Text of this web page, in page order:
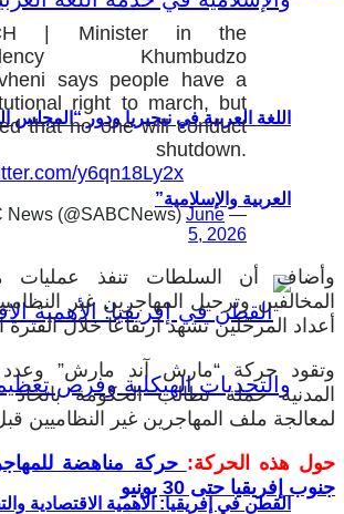
اللغة العربية في نيجيريا ودور
العربية والإسلامية”
القطن في إفريقيا: الأهمية الاقتصادية
| Minister in the
Khumbudzo
says people have a
right to march, but
that no one will conduct
y6qn18Ly2x
— SABC News (@SABCNews)
June
5, 2026
وأضاف أن السلطات تنفذ عمليات
المخالفين وترحيل المهاجرين غير
أعداد المرحّلين تشهد ارتفاعًا خلال الفترة
وتقود حركة “مارش آند مارش”
المدنية حملة تطالب الحكومة
لمعالجة ملف المهاجرين غير النظاميين قبل 30
حول هذه الحركة: حركة مناهضة
جنوب إفريقيا حتى 30 يونيو